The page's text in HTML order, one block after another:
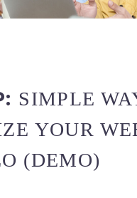
SIMPLE
YOUR
(DEMO)